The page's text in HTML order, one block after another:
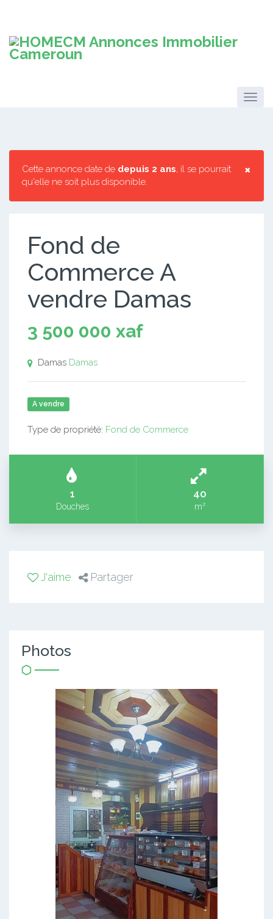
×
Cette annonce date de depuis 2 ans, il se pourrait
qu'elle ne soit plus disponible.
Fond de
Commerce A
vendre Damas
3 500 000 xaf
Damas Damas
A vendre
Type de propriété: Fond de Commerce
1
Douches
40
m²
J'aime Partager
Photos